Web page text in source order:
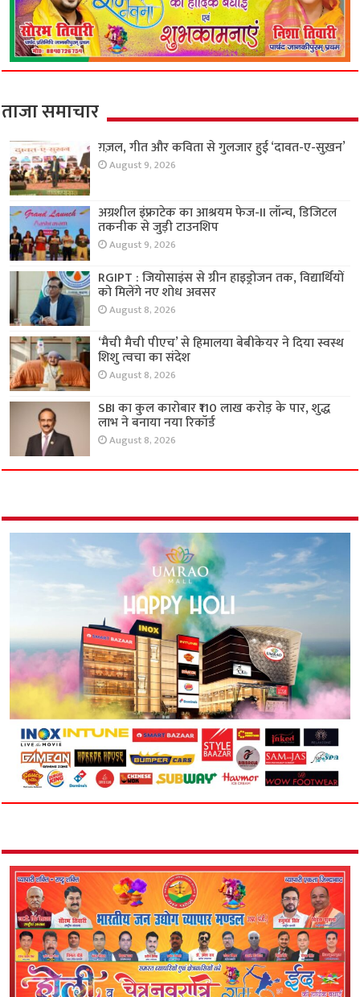
ताजा समाचार
ग़ज़ल, गीत और कविता से गुलजार हुई ‘दावत-ए-सुख़न’
August 9, 2026
अग्रशील इंफ्राटेक का आश्रयम फेज-II लॉन्च, डिजिटल
तकनीक से जुड़ी टाउनशिप
August 9, 2026
RGIPT : जियोसाइंस से ग्रीन हाइड्रोजन तक, विद्यार्थियों
को मिलेंगे नए शोध अवसर
August 8, 2026
‘मैची मैची पीएच’ से हिमालया बेबीकेयर ने दिया स्वस्थ
शिशु त्वचा का संदेश
August 8, 2026
SBI का कुल कारोबार ₹110 लाख करोड़ के पार, शुद्ध
लाभ ने बनाया नया रिकॉर्ड
August 8, 2026